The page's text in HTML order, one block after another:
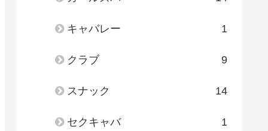
キャバレー 1
クラブ 9
スナック 14
セクキャバ 1